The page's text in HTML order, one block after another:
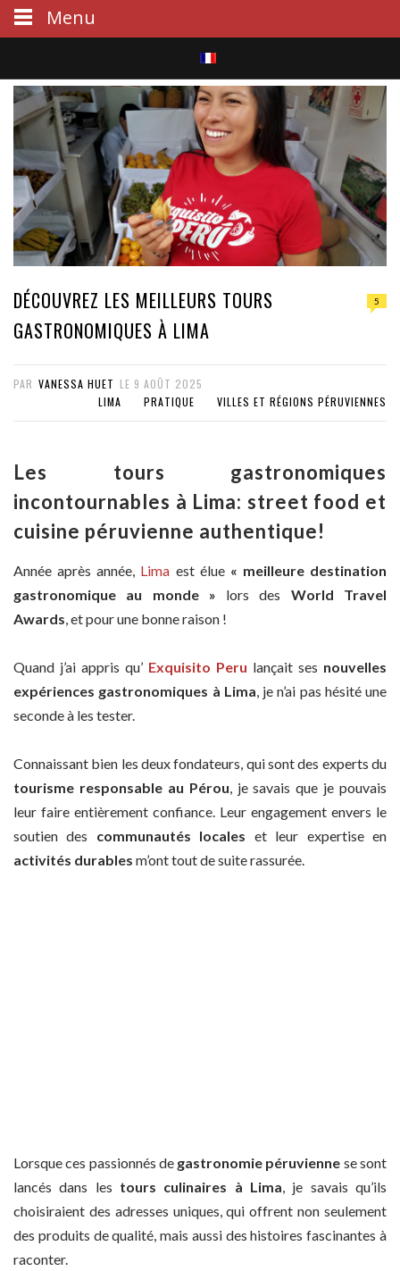
S
e
a
c
h
DÉCOUVREZ LES MEILLEURS TOURS
GASTRONOMIQUES À LIMA
5
PAR VANESSA HUET LE 9 AOÛT 2025
LIMA
PRATIQUE VILLES ET RÉGIONS PÉRUVIENNES
Les tours gastronomiques
incontournables à Lima: street food et
cuisine péruvienne authentique!
Année après année, Lima est élue « meilleure destination
gastronomique au monde » lors des World Travel
Awards , et pour une bonne raison !
Quand j’ai appris qu’ Exquisito Peru lançait ses nouvelles
expériences gastronomiques à Lima, je n’ai pas hésité une
seconde à les tester.
Connaissant bien les deux fondateurs, qui sont des experts du
tourisme responsable au Pérou, je savais que je pouvais
leur faire entièrement confiance. Leur engagement envers le
soutien des communautés locales et leur expertise en
activités durables m’ont tout de suite rassurée.
Lorsque ces passionnés de gastronomie péruvienne se sont
lancés dans les tours culinaires à Lima, je savais qu’ils
choisiraient des adresses uniques, qui offrent non seulement
des produits de qualité, mais aussi des histoires fascinantes à
raconter.
Menu